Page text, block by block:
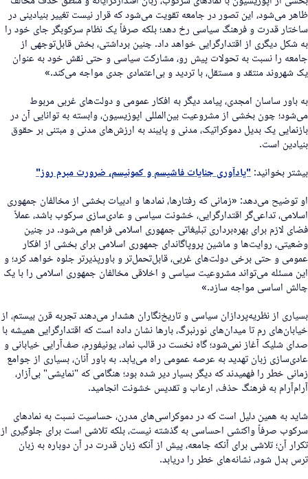
می‌شود، این تصور در جامعه تقویت می‌شود که قرار نیست تغییر بنیادینی در
قدرت و فرهنگ سیاسی رخ دهد؛ بلکه صرفاً یک نظام سرکوبگر جای خود را
شکل دیگری از اقتدارگرایی خواهد داد. چنین برداشتی، بخش قابل‌توجهی از
را نسبت به تحولات پیش رو، مشارکت سیاسی و حتی نقش خود به عنوان
شهروند منتقد و مستقل، با تردید و بی‌اعتمادی جدی مواجه می‌کند.»
باور ساسان امجدی، پیامد دیگر به افکار عمومی و دولت‌های غربی مربوط
چون بخشی از مشروعیت بین‌المللی اپوزیسیون، وابسته به توانایی آن در
یک بدیل دموکراتیک، مدنی و پایبند به ارزش‌های مدنی و مبتنی بر حقوق
است.
بخوانید: "یادآوری جنایات فاشیسم و کمونیسم، ضرورت مبرم روز"
توضیح می‌دهد: «زمانی که رفتارها، نمادها و ادبیات بخشی از مخالفان جمهوری
تداعی‌گر اقتدارگرایی، خشونت سیاسی و عادی‌سازی سرکوب باشد، عملاً
لازم برای بهره‌برداری تبلیغاتی جمهوری اسلامی فراهم می‌شود. در چنین
روایت‌ها و ماشین پروپاگاندای جمهوری اسلامی برای بخشی از افکار
و حتی برخی دولت‌های غربی، قابل‌تحمل‌تر و باورپذیرتر جلوه خواهد کرد؛ و
مسئله می‌تواند مشروعیت سیاسی و اخلاقی مخالفان جمهوری اسلامی را با یک
اساسی مواجه سازد.»
از نظریه‌پردازان سیاسی و تاریخ‌نگاران هشدار می‌دهند تجربه قرن بیستم، از
رم تا میدان‌های نورنبرگ، بارها نشان داده است که اقتدارگرایی همیشه با
شلیک آغاز نمی‌شود؛ گاه نخست در قالب نماد، یونیفورم، صف‌آرایی خیابانی و
زبان تهدید به عرصه عمومی راه می‌یابد. به باور آنان، بسیاری از جوامع
خطر را فهمیدند که دیگر بسیار دیر شده بود؛ هنگامی که "نمایشی" بی‌آزار،
به فرهنگ حذف، ارعاب و تقدیس خشونت انجامید.
به همین دلیل است که در دموکراسی‌های مدرن، حساسیت نسبت به نمادهای
صرفاً واکنشی احساسی به گذشته نیست، بلکه تلاشی است برای جلوگیری از
آن؛ تلاشی برای آنکه جامعه، پیش از آنکه زبان قدرت در آن دوباره به زبان
بدل شود، نشانه‌های خطر را دریابد.